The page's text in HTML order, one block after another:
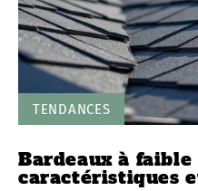
TENDANCES
Bardeaux à faible
caractéristiques